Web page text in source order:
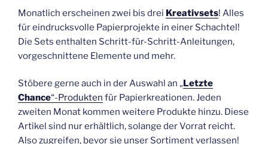
Monatlich erscheinen zwei bis drei Kreativsets! Alles
für eindrucksvolle Papierprojekte in einer Schachtel!
Die Sets enthalten Schritt-für-Schritt-Anleitungen,
vorgeschnittene Elemente und mehr.
Stöbere gerne auch in der Auswahl an „Letzte
Chance“-Produkten für Papierkreationen. Jeden
zweiten Monat kommen weitere Produkte hinzu. Diese
Artikel sind nur erhältlich, solange der Vorrat reicht.
Also zugreifen, bevor sie unser Sortiment verlassen!